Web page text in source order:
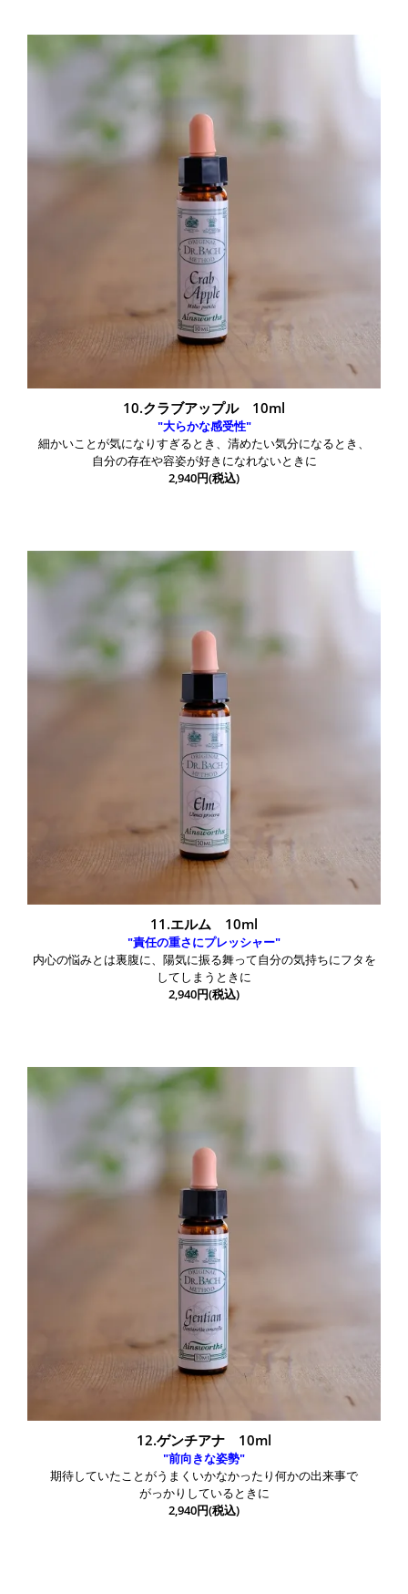
10.クラブアップル 10ml
"大らかな感受性"
細かいことが気になりすぎるとき、清めたい気分になるとき、
自分の存在や容姿が好きになれないときに
2,940円(税込)
11.エルム 10ml
"責任の重さにプレッシャー"
内心の悩みとは裏腹に、陽気に振る舞って自分の気持ちにフタを
してしまうときに
2,940円(税込)
12.ゲンチアナ 10ml
"前向きな姿勢"
期待していたことがうまくいかなかったり何かの出来事で
がっかりしているときに
2,940円(税込)